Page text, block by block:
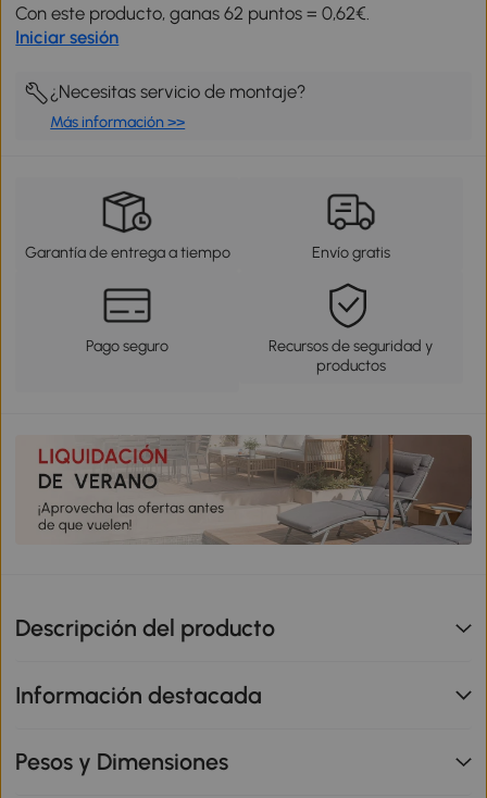
Con este producto, ganas 62 puntos = 0,62€.
Iniciar sesión
¿Necesitas servicio de montaje?
Más información >>
Garantía de entrega a tiempo Envío gratis
Pago seguro
Recursos de seguridad y
productos
Descripción del producto
Información destacada
Pesos y Dimensiones